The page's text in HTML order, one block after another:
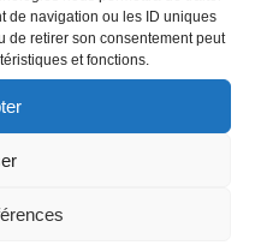
de navigation ou les ID uniques
de retirer son consentement peut
et fonctions.